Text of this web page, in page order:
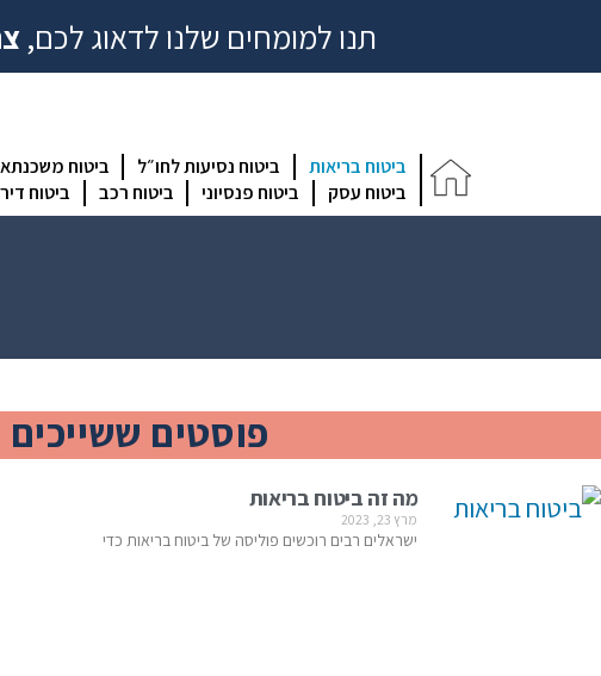
תנו למומחים שלנו לדאוג לכם,
ביטוח בריאות ביטוח נסיעות לחו״ל ביטוח משכנתא
ביטוח עסק
ביטוח פנסיוני ביטוח רכב ביטוח
פוסטים
מה זה ביטוח בריאות
מרץ 23, 2023
ישראלים רבים רוכשים פוליסה של ביטוח בריאות כדי